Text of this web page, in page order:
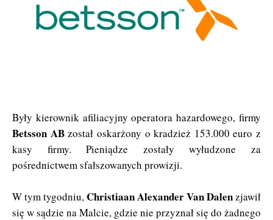
Były kierownik afiliacyjny operatora hazardowego, firmy
Betsson ABzostał oskarżony o kradzież 153.000 euro z
kasy firmy. Pieniądze zostały wyłudzone za
pośrednictwem sfałszowanych prowizji.
W tym tygodniu,Christiaan Alexander Van Dalenzjawił
się w sądzie na Malcie, gdzie nie przyznał się do żadnego